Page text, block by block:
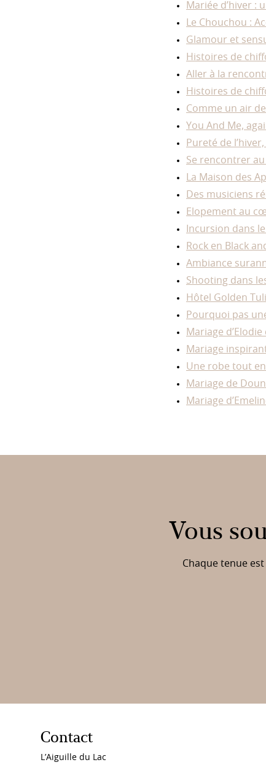
Mariée d’hiver :
Le Chouchou :
Glamour et
Histoires de
Aller à la
Histoires de
Comme un air
You And Me,
Pureté de
Se rencontrer au
La Maison des
Des musiciens
Elopement au
Incursion dans
Rock en Black
Ambiance
Shooting dans
Hôtel Golden
Pourquoi pas
Mariage
Mariage
Une robe tout
Mariage de
Mariage
Vous
Chaque tenue
Contact
L’Aiguille du Lac